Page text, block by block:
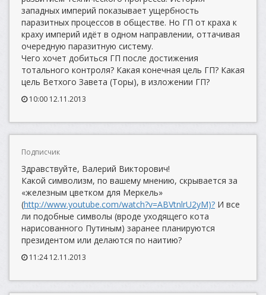
западных империй показывает ущербность
паразитных процессов в обществе. Но ГП от краха к
краху империй идёт в одном направлении, оттачивая
очередную паразитную систему.
Чего хочет добиться ГП после достижения
тотального контроля? Какая конечная цель ГП? Какая
цель Ветхого Завета (Торы), в изложении ГП?
10:00 12.11.2013
Подписчик
Здравствуйте, Валерий Викторович!
Какой символизм, по вашему мнению, скрывается за
«железным цветком для Меркель»
(http://www.youtube.com/watch?v=ABVtnlrU2yM)? И все
ли подобные символы (вроде уходящего кота
нарисованного Путиным) заранее планируются
президентом или делаются по наитию?
11:24 12.11.2013